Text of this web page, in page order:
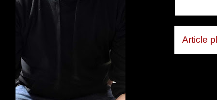
Article